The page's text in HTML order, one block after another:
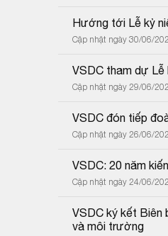
Hướng tới Lễ kỷ
Cập nhật ngày 30/06/
VSDC tham dự
Cập nhật ngày 29/06/
VSDC đón tiếp
Cập nhật ngày 26/06/
VSDC: 20 năm
Cập nhật ngày 24/06/
VSDC ký kết Biên
và môi trường